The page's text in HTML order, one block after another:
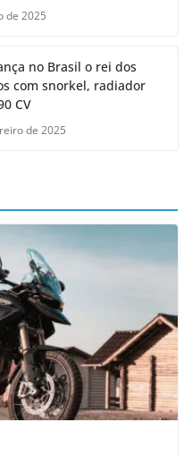
de 2025
no Brasil o rei dos
com snorkel, radiador
CV
de 2025